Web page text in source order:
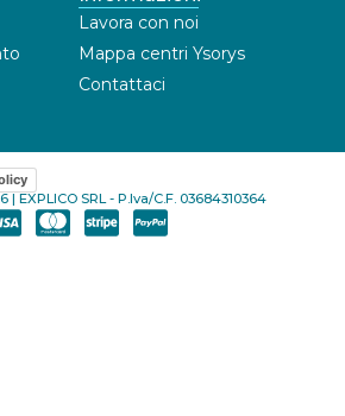
Lavora con noi
Mappa centri Ysorys
Contattaci
| EXPLICO SRL - P.Iva/C.F. 03684310364